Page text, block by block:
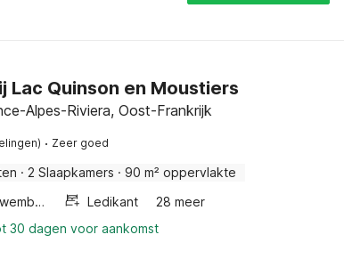
Lac Quinson en Moustiers
Alpes-Riviera, Oost-Frankrijk
· Zeer goed
· 2 Slaapkamers · 90 m² oppervlakte
Buitenzwembad Ledikant
28 meer
30 dagen voor aankomst